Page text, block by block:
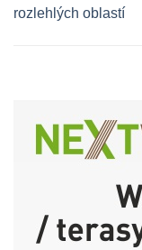
rozlehlých oblastí